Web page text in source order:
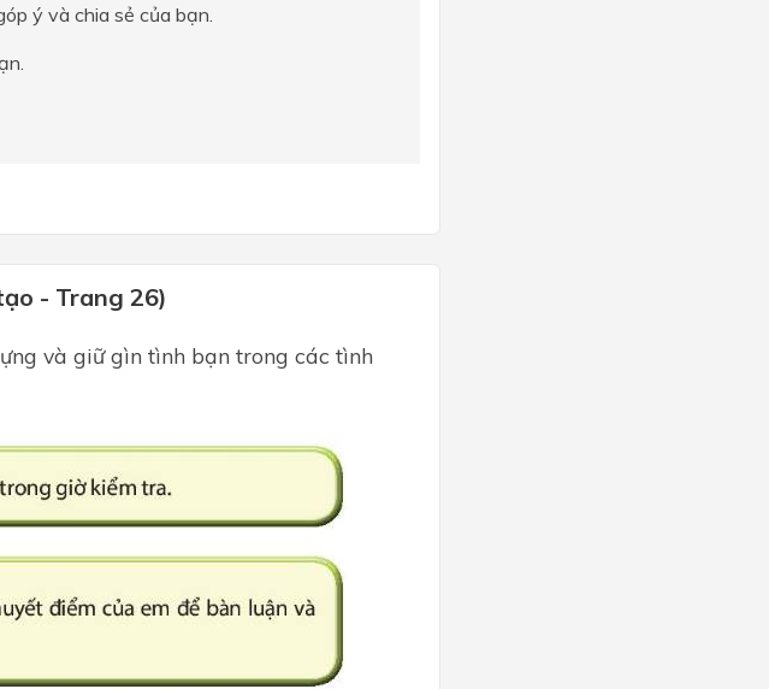
ý và chia sẻ của bạn.
- Trang 26)
và giữ gìn tình bạn trong các tình